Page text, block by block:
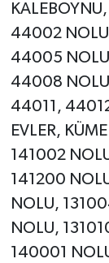
44002
44005
44008
44011,
EVLER,
141002
141200
NOLU,
NOLU,
140001